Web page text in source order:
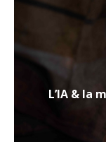
L’IA & la